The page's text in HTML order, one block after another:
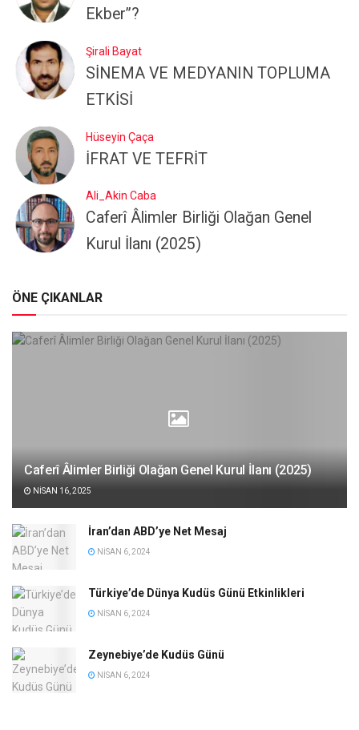
Ekber”?
Şirali Bayat
SİNEMA VE MEDYANIN TOPLUMA
ETKİSİ
Hüseyin Çaça
İFRAT VE TEFRİT
Ali_Akin Caba
Caferî Âlimler Birliği Olağan Genel
Kurul İlanı (2025)
ÖNE ÇIKANLAR
Caferî Âlimler Birliği Olağan Genel Kurul İlanı (2025)
NISAN 16, 2025
İran’dan ABD’ye Net Mesaj
NISAN 6, 2024
Türkiye’de Dünya Kudüs Günü Etkinlikleri
NISAN 6, 2024
Zeynebiye’de Kudüs Günü
NISAN 6, 2024